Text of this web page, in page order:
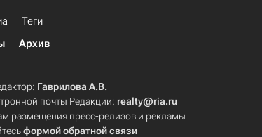
Теги
Архив
Гаврилова А.В.
почты Редакции: realty@ria.ru
размещения пресс-релизов и рекламы
формой обратной связи